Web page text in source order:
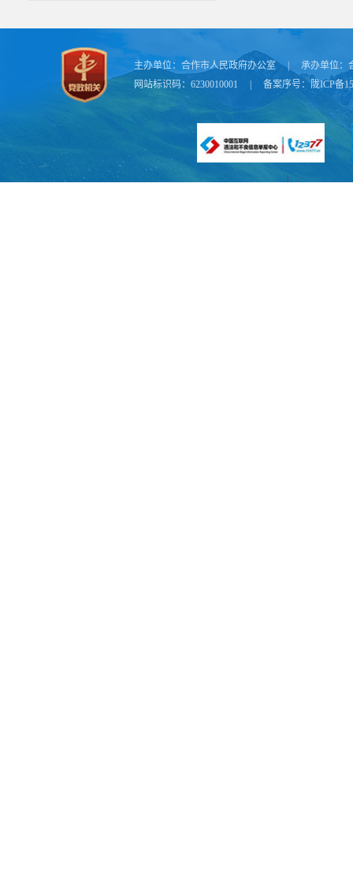
“在巩固
菱公司带动村
民群众户均分
众，感谢政府
主办单位： 合作市人民政府办公室 承办单位：
网站标识码：6230010001
备案序号：陇ICP备